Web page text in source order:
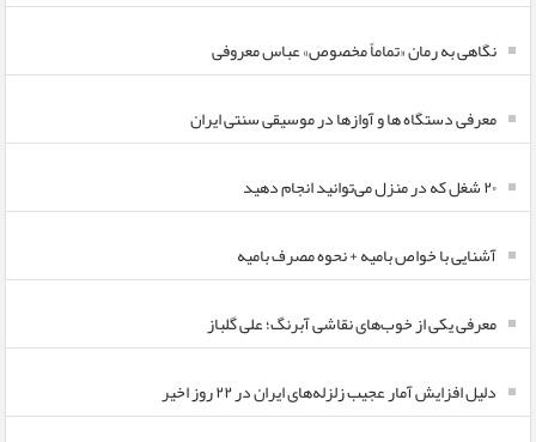
نگاهی به رمان «تماماً مخصوص» عباس معروفی
معرفی دستگاه ها و آوازها در موسیقی سنتی ایران
۲۰ شغل که در منزل می‌توانید انجام دهید
آشنایی با خواص بامیه + نحوه مصرف بامیه
معرفی یکی از خوب‌های نقاشی آبرنگ؛ علی گلباز
دلیل افزایش آمار عجیب زلزله‌های ایران در ۲۲ روز اخیر